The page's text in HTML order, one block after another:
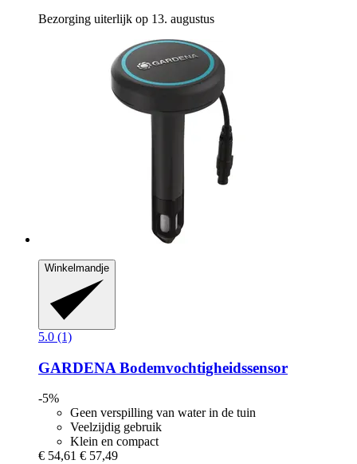
Bezorging uiterlijk op 13. augustus
Winkelmandje
5.0 (1)
GARDENA Bodemvochtigheidssensor
-5%
Geen verspilling van water in de tuin
Veelzijdig gebruik
Klein en compact
€ 54,61 € 57,49